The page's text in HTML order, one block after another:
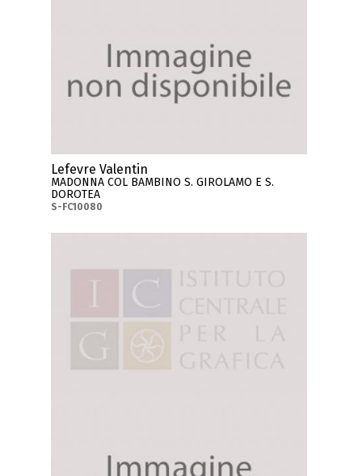
Lefevre Valentin
MADONNA COL BAMBINO S. GIROLAMO E S.
DOROTEA
S-FC10080